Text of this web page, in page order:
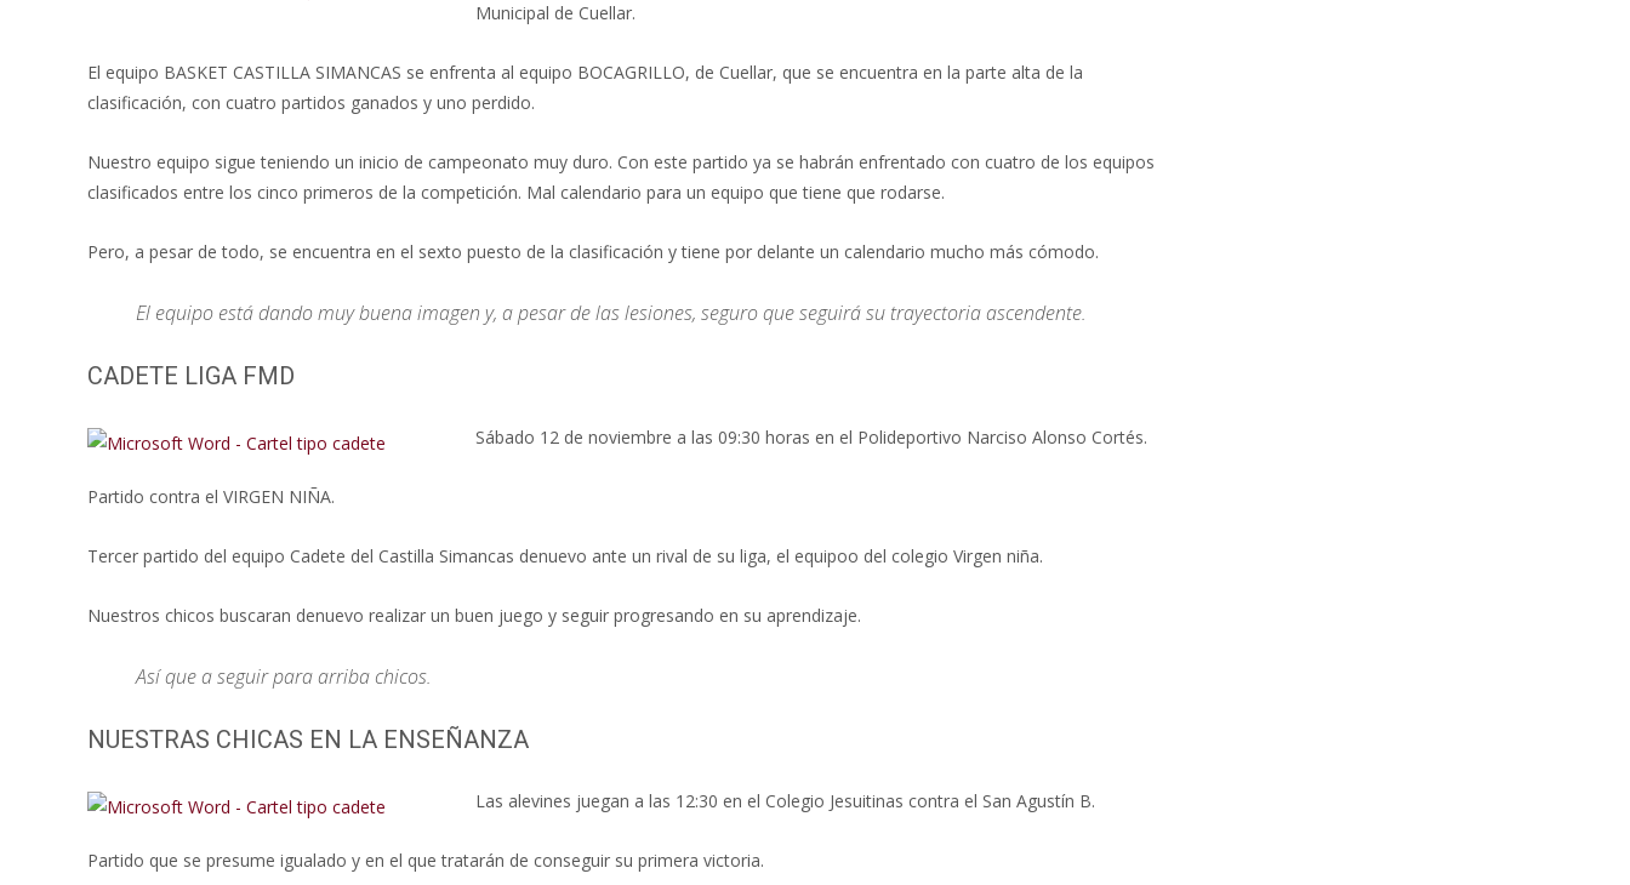
Municipal de Cuellar.
El equipo BASKET CASTILLA SIMANCAS se enfrenta al equipo BOCAGRILLO, de Cuellar, que se encuentra en la parte alta de la
clasificación, con cuatro partidos ganados y uno perdido.
Nuestro equipo sigue teniendo un inicio de campeonato muy duro. Con este partido ya se habrán enfrentado con cuatro de los equipos
clasificados entre los cinco primeros de la competición. Mal calendario para un equipo que tiene que rodarse.
Pero, a pesar de todo, se encuentra en el sexto puesto de la clasificación y tiene por delante un calendario mucho más cómodo.
El equipo está dando muy buena imagen y, a pesar de las lesiones, seguro que seguirá su trayectoria ascendente.
CADETE LIGA FMD
Sábado 12 de noviembre a las 09:30 horas en el Polideportivo Narciso Alonso Cortés.
Partido contra el VIRGEN NIÑA.
Tercer partido del equipo Cadete del Castilla Simancas denuevo ante un rival de su liga, el equipoo del colegio Virgen niña.
Nuestros chicos buscaran denuevo realizar un buen juego y seguir progresando en su aprendizaje.
Así que a seguir para arriba chicos.
NUESTRAS CHICAS EN LA ENSEÑANZA
Las alevines juegan a las 12:30 en el Colegio Jesuitinas contra el San Agustín B.
Partido que se presume igualado y en el que tratarán de conseguir su primera victoria.